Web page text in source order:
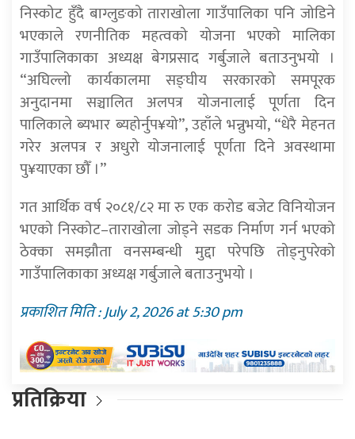
निस्कोट हुँदै बाग्लुङको ताराखोला गाउँपालिका पनि जोडिने
भएकाले रणनीतिक महत्वको योजना भएको मालिका
गाउँपालिकाका अध्यक्ष बेगप्रसाद गर्बुजाले बताउनुभयो ।
“अघिल्लो कार्यकालमा सङ्घीय सरकारको समपूरक
अनुदानमा सञ्चालित अलपत्र योजनालाई पूर्णता दिन
पालिकाले ब्यभार ब्यहोर्नुप¥यो”, उहाँले भन्नुभयो, “धेरै मेहनत
गरेर अलपत्र र अधुरो योजनालाई पूर्णता दिने अवस्थामा
पु¥याएका छौँ ।”
गत आर्थिक वर्ष २०८१/८२ मा रु एक करोड बजेट विनियोजन
भएको निस्कोट–ताराखोला जोड्ने सडक निर्माण गर्न भएको
ठेक्का समझौता वनसम्बन्धी मुद्दा परेपछि तोड्नुपरेको
गाउँपालिकाका अध्यक्ष गर्बुजाले बताउनुभयो ।
प्रकाशित मिति : July 2, 2026 at 5:30 pm
प्रतिक्रिया